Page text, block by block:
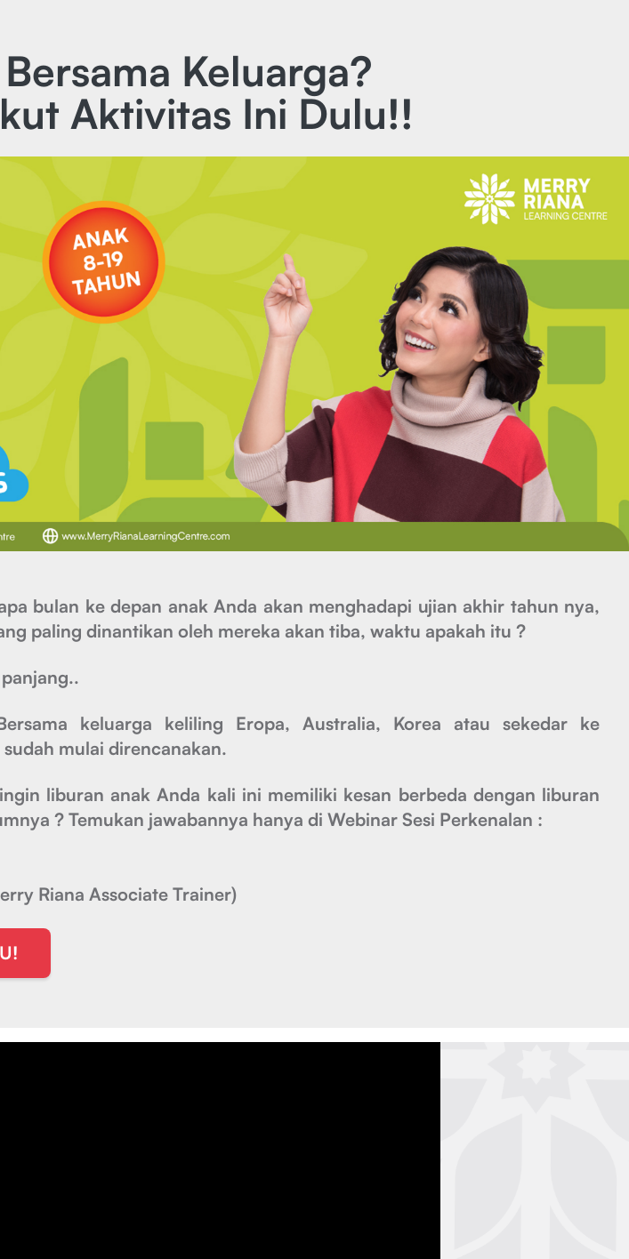
Keluarga?
Aktivitas Ini Dulu!!
bulan ke depan anak Anda akan menghadapi ujian akhir tahun nya,
paling dinantikan oleh mereka akan tiba, waktu apakah itu ?
keluarga keliling Eropa, Australia, Korea atau sekedar ke
mulai direncanakan.
liburan anak Anda kali ini memiliki kesan berbeda dengan liburan
? Temukan jawabannya hanya di Webinar Sesi Perkenalan :
Riana Associate Trainer)